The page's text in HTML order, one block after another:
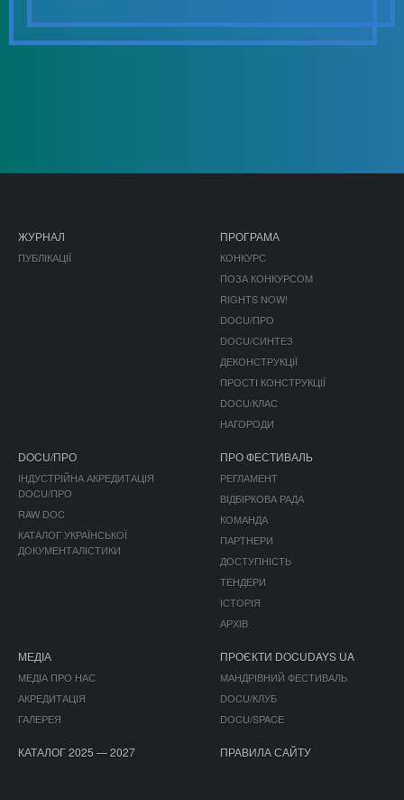
ЖУРНАЛ
ПУБЛІКАЦІЇ
ПРОГРАМА
КОНКУРС
ПОЗА КОНКУРСОМ
RIGHTS NOW!
DOCU/ПРО
DOCU/СИНТЕЗ
ДЕКОНСТРУКЦІЇ
ПРОСТІ КОНСТРУКЦІЇ
DOCU/КЛАС
НАГОРОДИ
DOCU/ПРО
ІНДУСТРІЙНА АКРЕДИТАЦІЯ
DOCU/ПРО
RAW DOC
КАТАЛОГ УКРАЇНСЬКОЇ
ДОКУМЕНТАЛІСТИКИ
ПРО ФЕСТИВАЛЬ
РЕГЛАМЕНТ
ВІДБІРКОВА РАДА
КОМАНДА
ПАРТНЕРИ
ДОСТУПНІСТЬ
ТЕНДЕРИ
ІСТОРІЯ
АРХІВ
МЕДІА
МЕДІА ПРО НАС
АКРЕДИТАЦІЯ
ГАЛЕРЕЯ
ПРОЄКТИ DOCUDAYS UA
МАНДРІВНИЙ ФЕСТИВАЛЬ
DOCU/КЛУБ
DOCU/SPACE
КАТАЛОГ 2025 — 2027 ПРАВИЛА САЙТУ